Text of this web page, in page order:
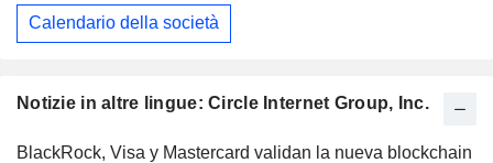
Notizie in altre lingue: Circle Internet Group, Inc.
BlackRock, Visa y Mastercard validan la nueva blockchain
Calendario della società